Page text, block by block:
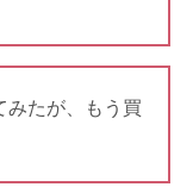
みたが、もう買